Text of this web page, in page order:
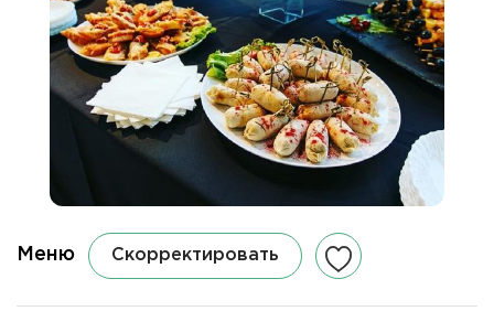
Меню Скорректировать